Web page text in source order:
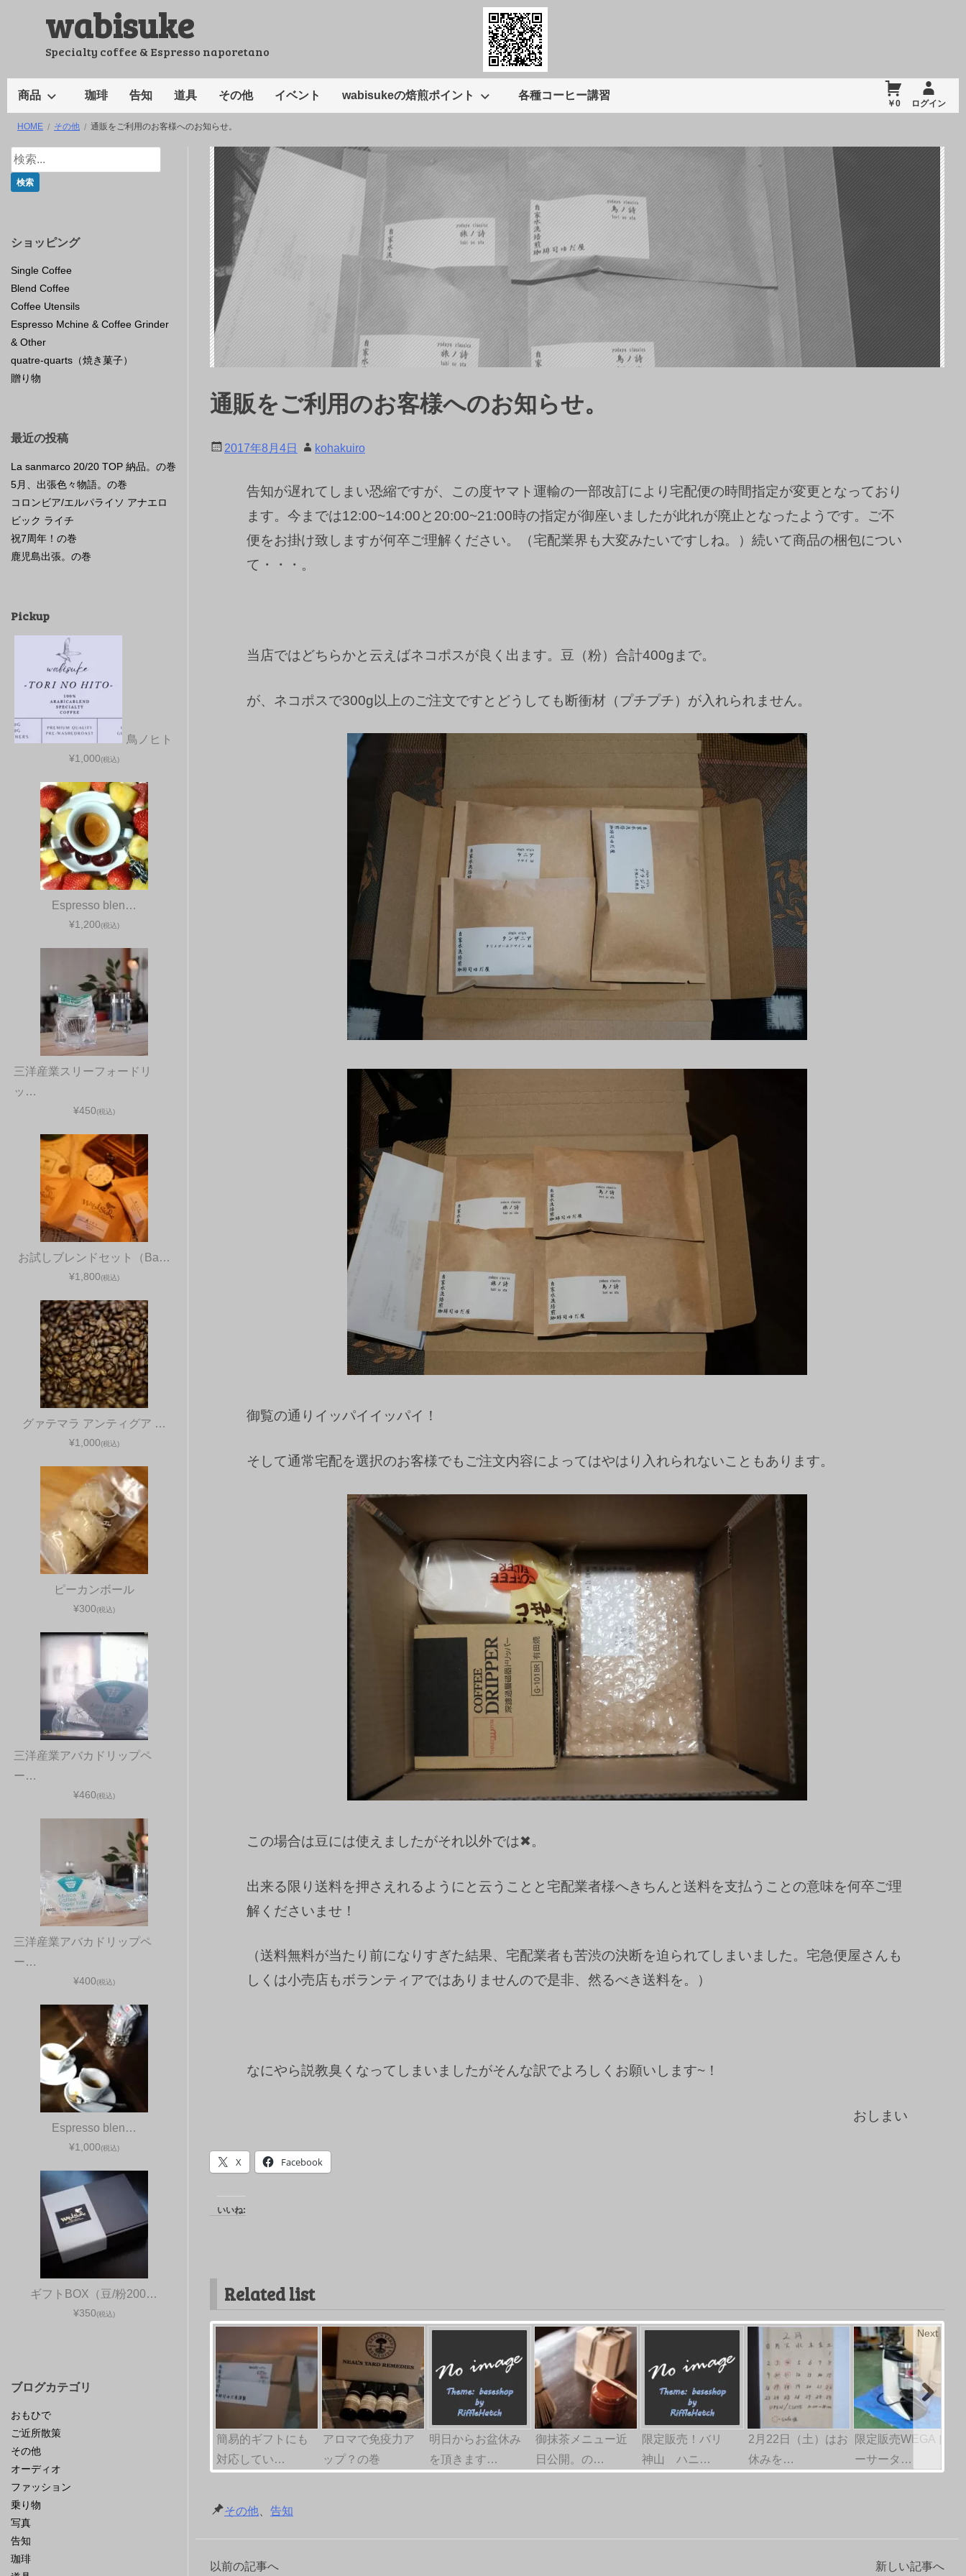
wabisuke
Specialty coffee & Espresso naporetano
商品 珈琲 告知 道具 その他 イベント wabisukeの焙煎ポイント 各種コーヒー講習
￥0 ログイン
HOME その他 通販をご利用のお客様へのお知らせ。
通販をご利用のお客様へのお知らせ。
2017年8月4日 kohakuiro
告知が遅れてしまい恐縮ですが、この度ヤマト運輸の一部改訂により宅配便の時間指定が変更となっており
ます。今までは12:00~14:00と20:00~21:00時の指定が御座いましたが此れが廃止となったようです。ご不
便をお掛け致しますが何卒ご理解ください。（宅配業界も大変みたいですしね。）続いて商品の梱包につい
て・・・。
当店ではどちらかと云えばネコポスが良く出ます。豆（粉）合計400gまで。
が、ネコポスで300g以上のご注文ですとどうしても断衝材（プチプチ）が入れられません。
御覧の通りイッパイイッパイ！
そして通常宅配を選択のお客様でもご注文内容によってはやはり入れられないこともあります。
この場合は豆には使えましたがそれ以外では✖。
出来る限り送料を押さえれるようにと云うことと宅配業者様へきちんと送料を支払うことの意味を何卒ご理
解くださいませ！
（送料無料が当たり前になりすぎた結果、宅配業者も苦渋の決断を迫られてしまいました。宅急便屋さんも
しくは小売店もボランティアではありませんので是非、然るべき送料を。）
なにやら説教臭くなってしまいましたがそんな訳でよろしくお願いします~！
おしまい
X Facebook
いいね:
Related list
簡易的ギフトにも
対応してい…
アロマで免疫力ア
ップ？の巻
明日からお盆休み
を頂きます…
御抹茶メニュー近
日公開。の…
限定販売！バリ
神山 ハニ…
2月22日（土）はお
休みを…
限定販売WEGAド
ーサータ…
Next
その他 告知
投
以前の記事へ 新しい記事へ
ショッピング
Single Coffee
Blend Coffee
Coffee Utensils
Espresso Mchine & Coffee Grinder
& Other
quatre-quarts（焼き菓子）
贈り物
最近の投稿
La sanmarco 20/20 TOP 納品。の巻
5月、出張色々物語。の巻
コロンビア/エルパライソ アナエロ
ビック ライチ
祝7周年！の巻
鹿児島出張。の巻
Pickup
鳥ノヒト
¥1,000(税込)
Espresso blen…
¥1,200(税込)
三洋産業スリーフォードリ
ッ…
¥450(税込)
お試しブレンドセット（Ba…
¥1,800(税込)
グァテマラ アンティグア …
¥1,000(税込)
ピーカンボール
¥300(税込)
三洋産業アバカドリップペ
ー…
¥460(税込)
三洋産業アバカドリップペ
ー…
¥400(税込)
Espresso blen…
¥1,000(税込)
ギフトBOX（豆/粉200…
¥350(税込)
ブログカテゴリ
おもひで
ご近所散策
その他
オーディオ
ファッション
乗り物
写真
告知
珈琲